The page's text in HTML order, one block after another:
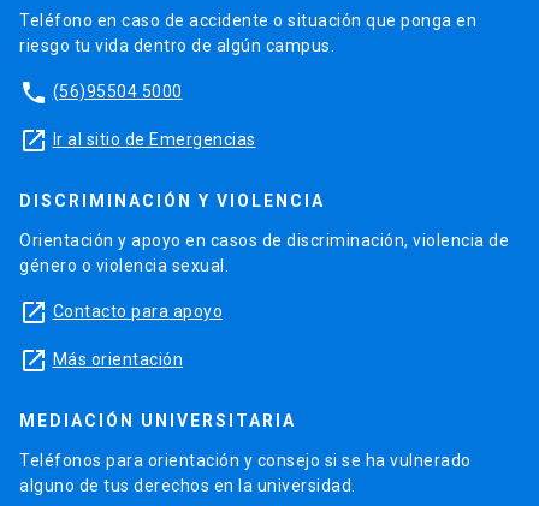
Teléfono en caso de accidente o situación que ponga en
riesgo tu vida dentro de algún campus.
phone (56)95504 5000
launch Ir al sitio de Emergencias
DISCRIMINACIÓN Y VIOLENCIA
Orientación y apoyo en casos de discriminación, violencia de
género o violencia sexual.
launch Contacto para apoyo
launch Más orientación
MEDIACIÓN UNIVERSITARIA
Teléfonos para orientación y consejo si se ha vulnerado
alguno de tus derechos en la universidad.